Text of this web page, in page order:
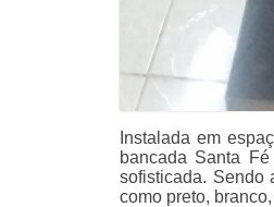
Instalada em
bancada Santa
sofisticada. Sendo
como preto,